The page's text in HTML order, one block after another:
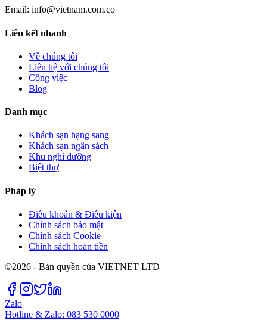
Email: info@vietnam.com.co
Liên kết nhanh
Về chúng tôi
Liên hệ với chúng tôi
Công việc
Blog
Danh mục
Khách sạn hạng sang
Khách sạn ngân sách
Khu nghỉ dưỡng
Biệt thự
Pháp lý
Điều khoản & Điều kiện
Chính sách bảo mật
Chính sách Cookie
Chính sách hoàn tiền
©2026 - Bản quyền của VIETNET LTD
Zalo
Hotline & Zalo: 083 530 0000